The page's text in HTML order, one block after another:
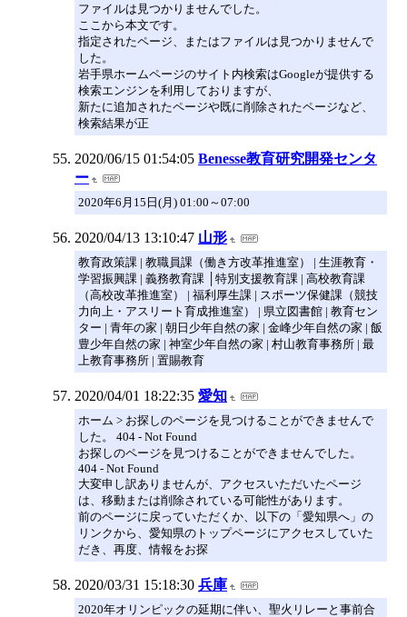
ファイルは見つかりませんでした。
ここから本文です。
指定されたページ、またはファイルは見つかりませんで
した。
岩手県ホームページのサイト内検索はGoogleが提供する
検索エンジンを利用しておりますが、
新たに追加されたページや既に削除されたページなど、
検索結果が正
2020/06/15 01:54:05 Benesse教育研究開発センタ
ー
2020年6月15日(月) 01:00～07:00
2020/04/13 13:10:47 山形
教育政策課 | 教職員課（働き方改革推進室） | 生涯教育・
学習振興課 | 義務教育課 │特別支援教育課 | 高校教育課
（高校改革推進室） | 福利厚生課 | スポーツ保健課（競技
力向上・アスリート育成推進室） | 県立図書館 | 教育セン
ター | 青年の家 | 朝日少年自然の家 | 金峰少年自然の家 | 飯
豊少年自然の家 | 神室少年自然の家 | 村山教育事務所 | 最
上教育事務所 | 置賜教育
2020/04/01 18:22:35 愛知
ホーム > お探しのページを見つけることができませんで
した。 404 - Not Found
お探しのページを見つけることができませんでした。
404 - Not Found
大変申し訳ありませんが、アクセスいただいたページ
は、移動または削除されている可能性があります。
前のページに戻っていただくか、以下の「愛知県へ」の
リンクから、愛知県のトップページにアクセスしていた
だき、再度、情報をお探
2020/03/31 15:18:30 兵庫
2020年オリンピックの延期に伴い、聖火リレーと事前合